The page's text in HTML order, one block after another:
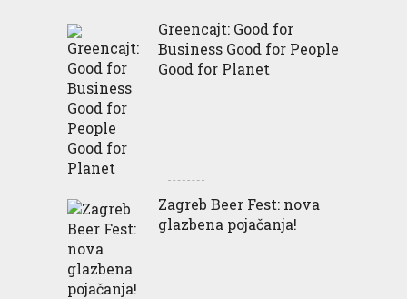
Greencajt: Good for
Business Good for People
Good for Planet
Zagreb Beer Fest: nova
glazbena pojačanja!